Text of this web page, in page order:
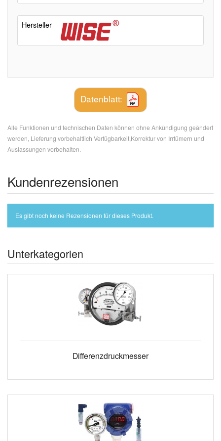
Hersteller
Datenblatt:
Alle Funktionen und technischen Daten können ohne Ankündigung geändert
werden, Lieferung vorbehaltlich Verfügbarkeit,Korrektur von Irrtümern und
Auslassungen vorbehalten.
Kundenrezensionen
Es gibt noch keine Rezensionen für dieses Produkt.
Unterkategorien
Differenzdruckmesser